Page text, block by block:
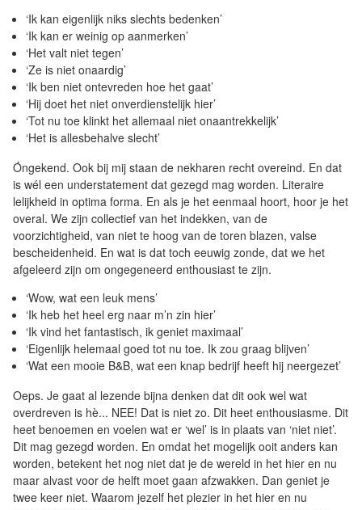
‘Ik kan eigenlijk niks slechts bedenken’
‘Ik kan er weinig op aanmerken’
‘Het valt niet tegen’
‘Ze is niet onaardig’
‘Ik ben niet ontevreden hoe het gaat’
‘Hij doet het niet onverdienstelijk hier’
‘Tot nu toe klinkt het allemaal niet onaantrekkelijk’
‘Het is allesbehalve slecht’
Óngekend. Ook bij mij staan de nekharen recht overeind. En dat
is wél een understatement dat gezegd mag worden. Literaire
lelijkheid in optima forma. En als je het eenmaal hoort, hoor je het
overal. We zijn collectief van het indekken, van de
voorzichtigheid, van niet te hoog van de toren blazen, valse
bescheidenheid. En wat is dat toch eeuwig zonde, dat we het
afgeleerd zijn om ongegeneerd enthousiast te zijn.
‘Wow, wat een leuk mens’
‘Ik heb het heel erg naar m’n zin hier’
‘Ik vind het fantastisch, ik geniet maximaal’
‘Eigenlijk helemaal goed tot nu toe. Ik zou graag blijven’
‘Wat een mooie B&B, wat een knap bedrijf heeft hij neergezet’
Oeps. Je gaat al lezende bijna denken dat dit ook wel wat
overdreven is hè... NEE! Dat is niet zo. Dit heet enthousiasme. Dit
heet benoemen en voelen wat er ‘wel’ is in plaats van ‘niet niet’.
Dit mag gezegd worden. En omdat het mogelijk ooit anders kan
worden, betekent het nog niet dat je de wereld in het hier en nu
maar alvast voor de helft moet gaan afzwakken. Dan geniet je
twee keer niet. Waarom jezelf het plezier in het hier en nu